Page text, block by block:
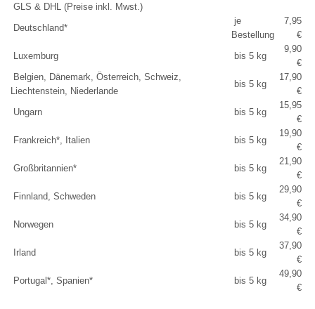
GLS & DHL (Preise inkl. Mwst.)
Deutschland*
je
Bestellung
7,95
€
Luxemburg
bis 5 kg
9,90
€
Belgien, Dänemark, Österreich, Schweiz,
Liechtenstein, Niederlande
bis 5 kg
17,90
€
Ungarn
bis 5 kg
15,95
€
Frankreich*, Italien
bis 5 kg
19,90
€
Großbritannien*
bis 5 kg
21,90
€
Finnland, Schweden
bis 5 kg
29,90
€
Norwegen
bis 5 kg
34,90
€
Irland
bis 5 kg
37,90
€
Portugal*, Spanien*
bis 5 kg
49,90
€